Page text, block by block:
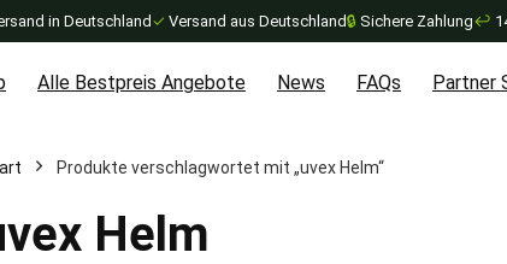
in Deutschland ✓ Versand aus Deutschland🔒 Sichere Zahlung↩
Alle Bestpreis Angebote News FAQs Partner
Produkte verschlagwortet mit „uvex Helm“
Helm